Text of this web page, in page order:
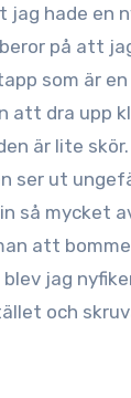
hade en
på att
som är en
att dra upp
är lite
ser ut
så mycket
att
jag
och